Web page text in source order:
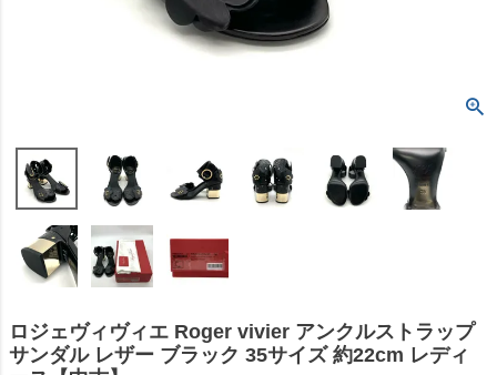
ロジェヴィヴィエ Roger vivier アンクルストラップ
サンダル レザー ブラック 35サイズ 約22cm レディ